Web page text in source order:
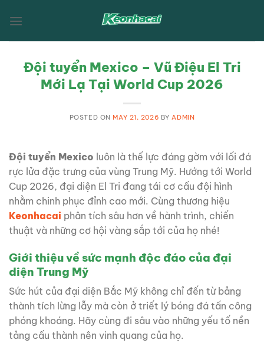
Đội tuyển Mexico – Vũ Điệu El Tri
Mới Lạ Tại World Cup 2026
POSTED ONMAY 21, 2026 BYADMIN
Đội tuyển Mexico luôn là thế lực đáng gờm với lối đá
rực lửa đặc trưng của vùng Trung Mỹ. Hướng tới World
Cup 2026, đại diện El Tri đang tái cơ cấu đội hình
nhằm chinh phục đỉnh cao mới. Cùng thương hiệu
Keonhacai phân tích sâu hơn về hành trình, chiến
thuật và những cơ hội vàng sắp tới của họ nhé!
Giới thiệu về sức mạnh độc đáo của đại
diện Trung Mỹ
Sức hút của đại diện Bắc Mỹ không chỉ đến từ bảng
thành tích lừng lẫy mà còn ở triết lý bóng đá tấn công
phóng khoáng. Hãy cùng đi sâu vào những yếu tố nền
tảng cấu thành nên vinh quang của họ.